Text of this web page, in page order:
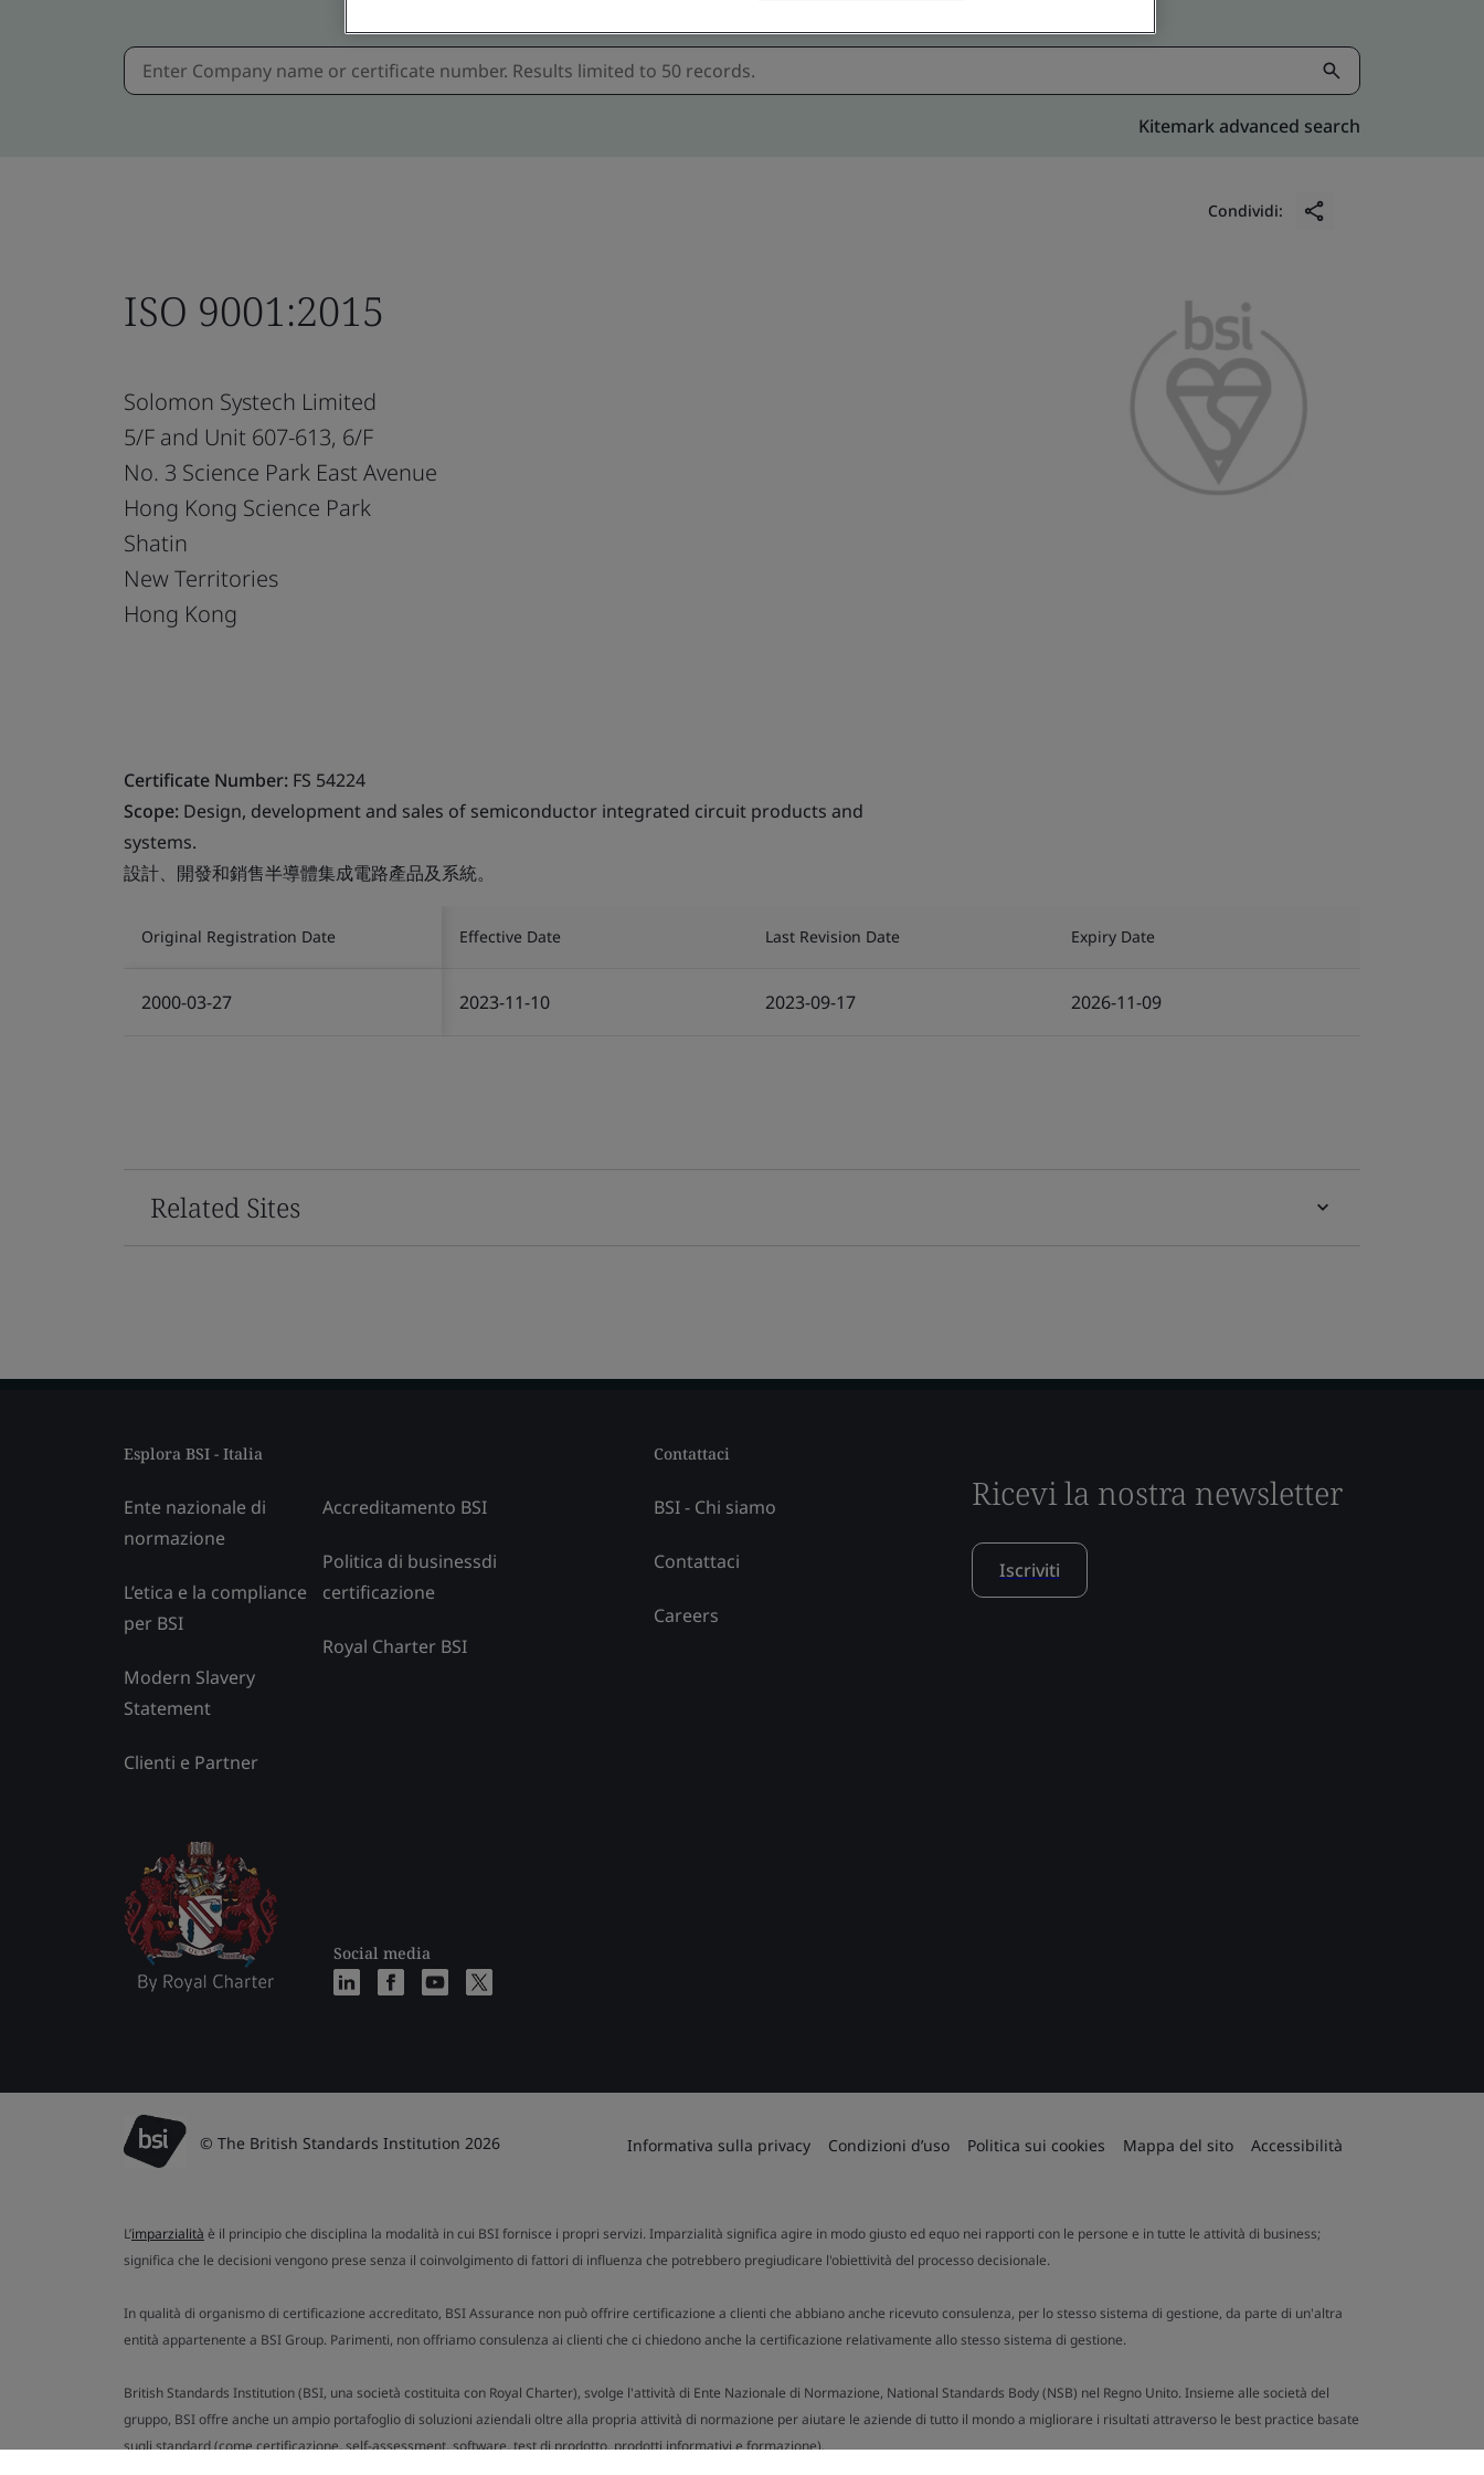
Kitemark advanced search
Condividi:
ISO 9001:2015
Solomon Systech Limited
5/F and Unit 607-613, 6/F
No. 3 Science Park East Avenue
Hong Kong Science Park
Shatin
New Territories
Hong Kong
Certificate Number: FS 54224
Scope: Design, development and sales of semiconductor integrated circuit products and
systems.
設計、開發和銷售半導體集成電路產品及系統。
Original Registration Date Effective Date Last Revision Date Expiry Date
2000-03-27 2023-11-10 2023-09-17 2026-11-09
Related Sites
Esplora BSI - Italia
Ente nazionale di
normazione
L’etica e la compliance
per BSI
Modern Slavery
Statement
Clienti e Partner
Accreditamento BSI
Politica di businessdi
certificazione
Royal Charter BSI
Social media
Contattaci
BSI - Chi siamo
Contattaci
Careers
Ricevi la nostra newsletter
Iscriviti
© The British Standards Institution 2026 Informativa sulla privacy Condizioni d’uso Politica sui cookies Mappa del sito Accessibilità
L’imparzialità è il principio che disciplina la modalità in cui BSI fornisce i propri servizi. Imparzialità significa agire in modo giusto ed equo nei rapporti con le persone e in tutte le attività di business;
significa che le decisioni vengono prese senza il coinvolgimento di fattori di influenza che potrebbero pregiudicare l'obiettività del processo decisionale.
In qualità di organismo di certificazione accreditato, BSI Assurance non può offrire certificazione a clienti che abbiano anche ricevuto consulenza, per lo stesso sistema di gestione, da parte di un'altra
entità appartenente a BSI Group. Parimenti, non offriamo consulenza ai clienti che ci chiedono anche la certificazione relativamente allo stesso sistema di gestione.
British Standards Institution (BSI, una società costituita con Royal Charter), svolge l'attività di Ente Nazionale di Normazione, National Standards Body (NSB) nel Regno Unito. Insieme alle società del
gruppo, BSI offre anche un ampio portafoglio di soluzioni aziendali oltre alla propria attività di normazione per aiutare le aziende di tutto il mondo a migliorare i risultati attraverso le best practice basate
sugli standard (come certificazione, self-assessment, software, test di prodotto, prodotti informativi e formazione).